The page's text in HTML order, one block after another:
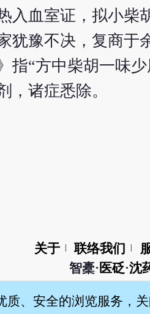
入血室证，拟小柴
犹豫不决，复商于
指“方中柴胡一味
，诸症悉除。
关于 联络我们
智橐· 医砭·沈
质、安全的浏览服务，